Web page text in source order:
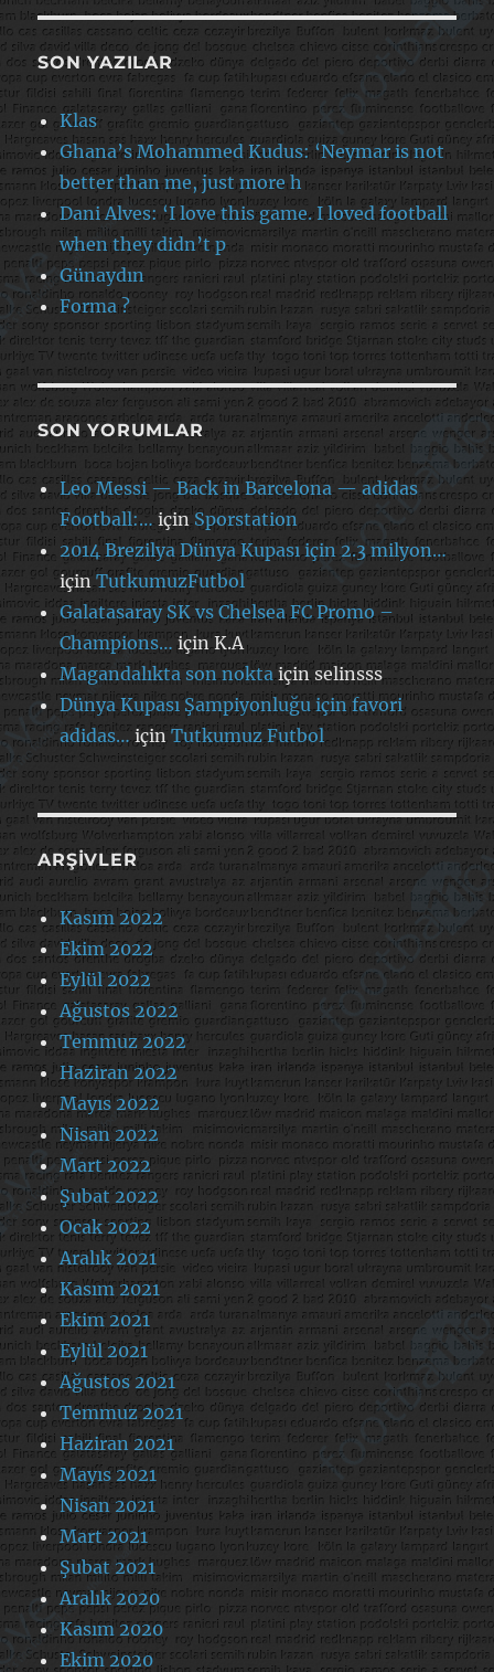
SON YAZILAR
Klas
Ghana’s Mohammed Kudus: ‘Neymar is not
better than me, just more h
Dani Alves: ‘I love this game. I loved football
when they didn’t p
Günaydın
Forma ?
SON YORUMLAR
Leo Messi — Back in Barcelona — adidas
Football:… içinSporstation
2014 Brezilya Dünya Kupası için 2.3 milyon…
içinTutkumuzFutbol
Galatasaray SK vs Chelsea FC Promo –
Champions… içinK.A
Magandalıkta son noktaiçin selinsss
Dünya Kupası Şampiyonluğu için favori
adidas… içinTutkumuz Futbol
ARŞIVLER
Kasım 2022
Ekim 2022
Eylül 2022
Ağustos 2022
Temmuz 2022
Haziran 2022
Mayıs 2022
Nisan 2022
Mart 2022
Şubat 2022
Ocak 2022
Aralık 2021
Kasım 2021
Ekim 2021
Eylül 2021
Ağustos 2021
Temmuz 2021
Haziran 2021
Mayıs 2021
Nisan 2021
Mart 2021
Şubat 2021
Aralık 2020
Kasım 2020
Ekim 2020